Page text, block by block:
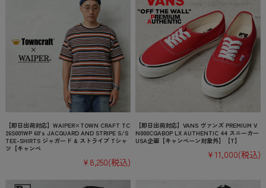
【即日出荷対応】WAIPER×TOWN CRAFT TC
26S001WP 60’s JACQUARD AND STRIPE S/S
TEE-SHIRTS ジャガード & ストライプ Tシャ
ツ【キャンペ
¥8,250(税込)
【即日出荷対応】VANS ヴァンズ PREMIUM V
N000CQABOP LX AUTHENTIC 44 スニーカー
USA企画【キャンペーン対象外】【T】
¥11,000(税込)